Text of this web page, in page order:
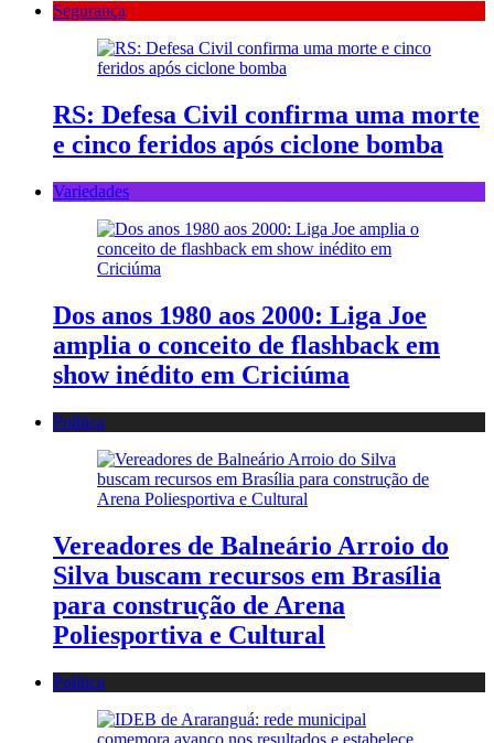
Segurança
RS: Defesa Civil confirma uma morte
e cinco feridos após ciclone bomba
Variedades
Dos anos 1980 aos 2000: Liga Joe
amplia o conceito de flashback em
show inédito em Criciúma
Política
Vereadores de Balneário Arroio do
Silva buscam recursos em Brasília
para construção de Arena
Poliesportiva e Cultural
Política